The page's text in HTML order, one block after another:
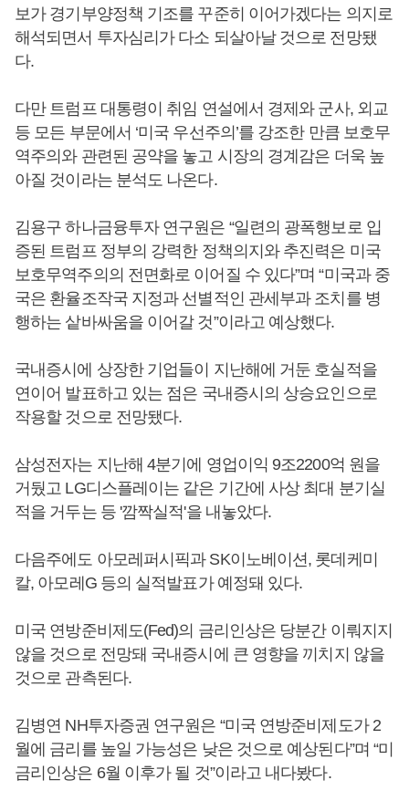
보가 경기부양정책 기조를 꾸준히 이어가겠다는 의지로
해석되면서 투자심리가 다소 되살아날 것으로 전망됐
다.
다만 트럼프 대통령이 취임 연설에서 경제와 군사, 외교
등 모든 부문에서 ‘미국 우선주의’를 강조한 만큼 보호무
역주의와 관련된 공약을 놓고 시장의 경계감은 더욱 높
아질 것이라는 분석도 나온다.
김용구 하나금융투자 연구원은 “일련의 광폭행보로 입
증된 트럼프 정부의 강력한 정책의지와 추진력은 미국
보호무역주의의 전면화로 이어질 수 있다”며 “미국과 중
국은 환율조작국 지정과 선별적인 관세부과 조치를 병
행하는 샅바싸움을 이어갈 것”이라고 예상했다.
국내증시에 상장한 기업들이 지난해에 거둔 호실적을
연이어 발표하고 있는 점은 국내증시의 상승요인으로
작용할 것으로 전망됐다.
삼성전자는 지난해 4분기에 영업이익 9조2200억 원을
거뒀고 LG디스플레이는 같은 기간에 사상 최대 분기실
적을 거두는 등 '깜짝실적'을 내놓았다.
다음주에도 아모레퍼시픽과 SK이노베이션, 롯데케미
칼, 아모레G 등의 실적발표가 예정돼 있다.
미국 연방준비제도(Fed)의 금리인상은 당분간 이뤄지지
않을 것으로 전망돼 국내증시에 큰 영향을 끼치지 않을
것으로 관측된다.
김병연 NH투자증권 연구원은 “미국 연방준비제도가 2
월에 금리를 높일 가능성은 낮은 것으로 예상된다”며 “미
금리인상은 6월 이후가 될 것”이라고 내다봤다.